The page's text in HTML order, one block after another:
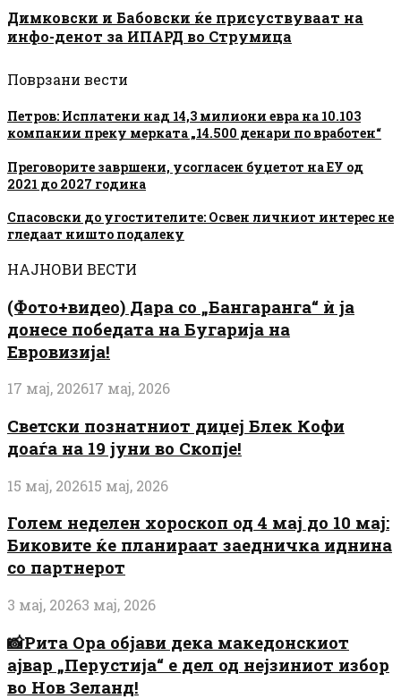
Димковски и Бабовски ќе присуствуваат на
инфо-денот за ИПАРД во Струмица
Поврзани вести
Петров: Исплатени над 14,3 милиони евра на 10.103
компании преку мерката „14.500 денари по вработен“
Преговорите завршени, усогласен буџетот на ЕУ од
2021 до 2027 година
Спасовски до угостителите: Oсвен личниот интерес не
гледаат ништо подалеку
НАЈНОВИ ВЕСТИ
(Фото+видео) Дара со „Бангаранга“ ѝ ја
донесе победата на Бугарија на
Евровизија!
17 мај, 202617 мај, 2026
Светски познатниот диџеј Блек Кофи
доаѓа на 19 јуни во Скопје!
15 мај, 202615 мај, 2026
Голем неделен хороскоп од 4 мај до 10 мај:
Биковите ќе планираат заедничка иднина
со партнерот
3 мај, 20263 мај, 2026
📸Рита Ора објави дека македонскиот
ајвар „Перустија“ е дел од нејзиниот избор
во Нов Зеланд!